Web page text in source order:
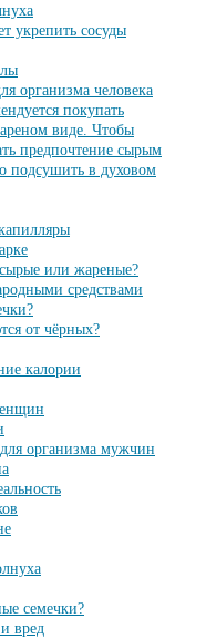
укрепить сосуды
организма человека
покупать
виде. Чтобы
предпочтение сырым
подсушить в духовом
или жареные?
средствами
от чёрных?
калории
организма мужчин
семечки?
вред